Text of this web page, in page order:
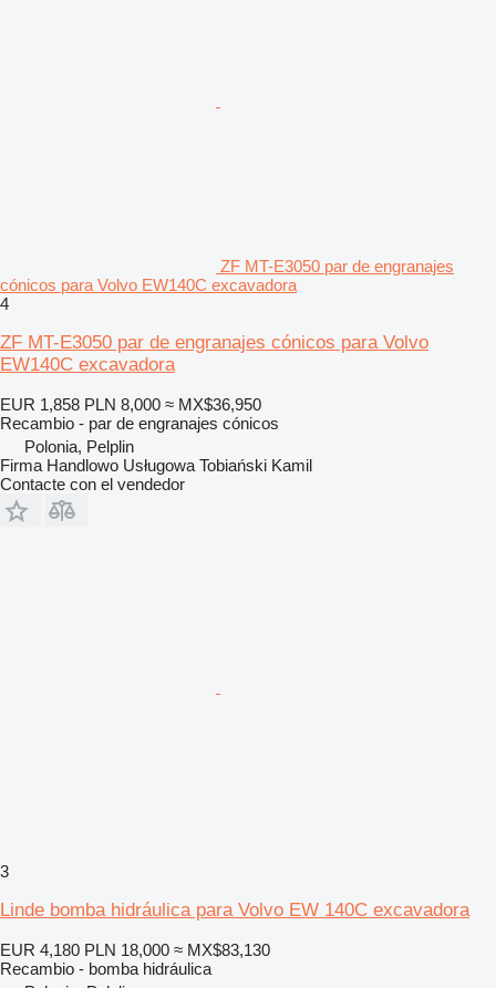
ZF MT-E3050 par de engranajes
cónicos para Volvo EW140C excavadora
4
ZF MT-E3050 par de engranajes cónicos para Volvo
EW140C excavadora
EUR 1,858 PLN 8,000 ≈ MX$36,950
Recambio - par de engranajes cónicos
Polonia, Pelplin
Firma Handlowo Usługowa Tobiański Kamil
Contacte con el vendedor
3
Linde bomba hidráulica para Volvo EW 140C excavadora
EUR 4,180 PLN 18,000 ≈ MX$83,130
Recambio - bomba hidráulica